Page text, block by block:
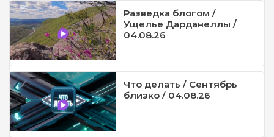
Разведка блогом /
Ущелье Дарданеллы /
04.08.26
Что делать / Сентябрь
близко / 04.08.26